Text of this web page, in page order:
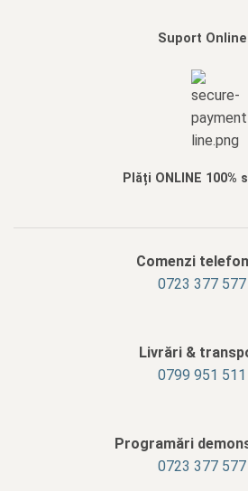
Suport Online
Plăți ONLINE 100%
Comenzi
0723 377 577
Livrări &
‭0799 951 511‬
Programări
0723 377 577